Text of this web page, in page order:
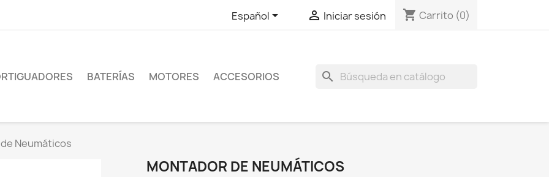
Español  Iniciar sesión shopping_cart Carrito (0)
BATERÍAS MOTORES ACCESORIOS search
Neumáticos
MONTADOR DE NEUMÁTICOS